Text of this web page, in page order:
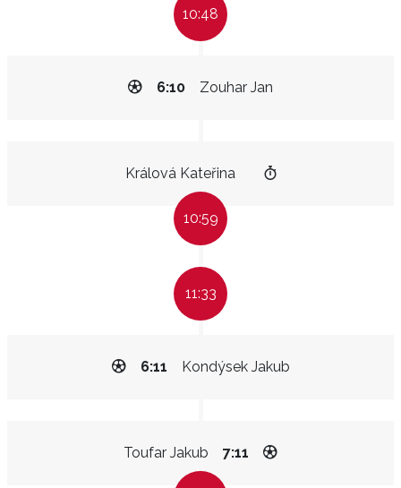
10:48
Zouhar Jan
6:10
Králová Kateřina
10:59
11:33
Kondýsek Jakub
6:11
Toufar Jakub 7:11